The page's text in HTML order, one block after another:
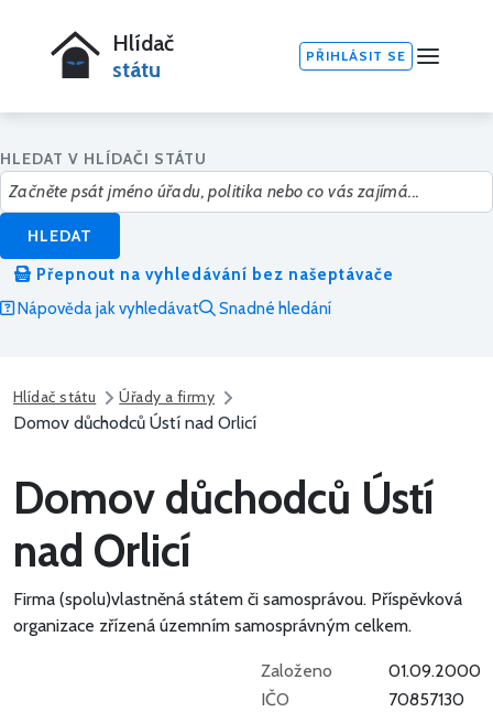
Hlídač
státu
PŘIHLÁSIT SE
HLEDAT V HLÍDAČI STÁTU
HLEDAT
Přepnout na vyhledávání bez našeptávače
Nápověda jak vyhledávat
Snadné hledání
Hlídač státu Úřady a firmy
Domov důchodců Ústí nad Orlicí
Domov důchodců Ústí
nad Orlicí
Firma (spolu)vlastněná státem či samosprávou. Příspěvková
organizace zřízená územním samosprávným celkem.
Založeno
01.09.2000
IČO
70857130